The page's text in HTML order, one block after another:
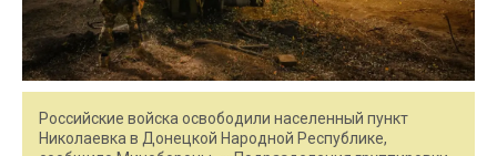
Российские войска освободили населенный пункт
Николаевка в Донецкой Народной Республике,